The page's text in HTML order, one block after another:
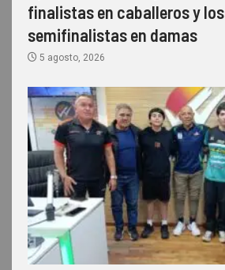
finalistas en caballeros y los
semifinalistas en damas
5 agosto, 2026